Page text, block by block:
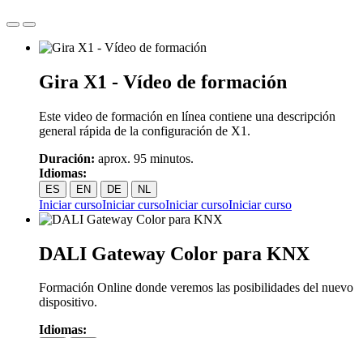
Gira X1 - Vídeo de formación
Este video de formación en línea contiene una descripción
general rápida de la configuración de X1.
Duración: aprox. 95 minutos.
Idiomas:
ES EN DE NL
Iniciar cursoIniciar cursoIniciar cursoIniciar curso
DALI Gateway Color para KNX
Formación Online donde veremos las posibilidades del nuevo
dispositivo.
Idiomas: